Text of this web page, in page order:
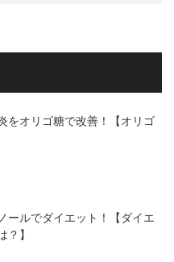
をオリゴ糖で改善！【オリゴ
ールでダイエット！【ダイエ
？】